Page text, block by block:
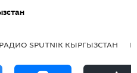
РАДИО SPUTNIK КЫРГЫЗСТАН